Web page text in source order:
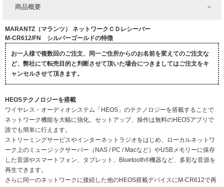
商品概要
MARANTZ（マランツ） ネットワークＣＤレシーバー
M-CR612/FN シルバーゴールドの特徴
お一人様で複数回のご注文、同一ご住所からのお名前を変えてのご注文な
ど、弊社にて転売目的と判断させて頂いた場合につきましてはご注文をキ
ャンセルさせて頂きます。
HEOSテクノロジーを搭載
ワイヤレス・オーディオシステム「HEOS」のテクノロジーを搭載することで
ネットワーク機能を大幅に強化。セットアップ、操作は無料のHEOSアプリで
誰でも簡単に行えます。
ストリーミングサービスやインターネットラジオをはじめ、ローカルネットワ
ーク上のミュージックサーバー（NAS / PC / Macなど）やUSBメモリーに保存
した音源やスマートフォン、タブレット、Bluetooth®機器など、多彩な音源を
再生できます。
さらに同一のネットワークに接続した他のHEOS搭載デバイスにM-CR612で再